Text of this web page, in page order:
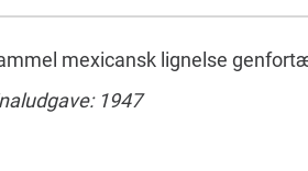
mexicansk lignelse
1947